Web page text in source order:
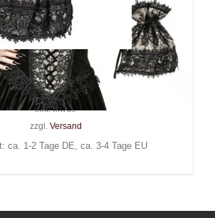
Tasche Zydra
42,90€
Inkl. MwSt.
zzgl. Versand
ca. 1-2 Tage DE, ca. 3-4 Tage EU